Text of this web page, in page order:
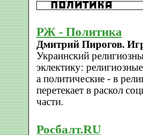
РЖ - Политика
Дмитрий Пирогов.
Украинский
эклектику:
а политические - в
перетекает в раскол
части.
Росбалт.RU